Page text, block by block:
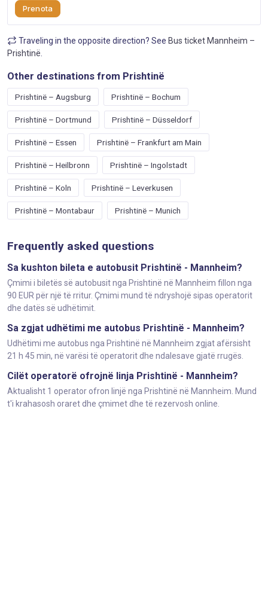
Prenota
Traveling in the opposite direction? See Bus ticket Mannheim –
Prishtinë
Other destinations from Prishtinë
Prishtinë – Augsburg Prishtinë – Bochum
Prishtinë – Dortmund Prishtinë – Düsseldorf
Prishtinë – Essen Prishtinë – Frankfurt am Main
Prishtinë – Heilbronn Prishtinë – Ingolstadt
Prishtinë – Koln Prishtinë – Leverkusen
Prishtinë – Montabaur Prishtinë – Munich
Frequently asked questions
Sa kushton bileta e autobusit Prishtinë - Mannheim?
Çmimi i biletës së autobusit nga Prishtinë në Mannheim fillon nga
90 EUR për një të rritur. Çmimi mund të ndryshojë sipas operatorit
dhe datës së udhëtimit.
Sa zgjat udhëtimi me autobus Prishtinë - Mannheim?
Udhëtimi me autobus nga Prishtinë në Mannheim zgjat afërsisht
21 h 45 min, në varësi të operatorit dhe ndalesave gjatë rrugës.
Cilët operatorë ofrojnë linja Prishtinë - Mannheim?
Aktualisht 1 operator ofron linjë nga Prishtinë në Mannheim. Mund
t'i krahasosh oraret dhe çmimet dhe të rezervosh online.